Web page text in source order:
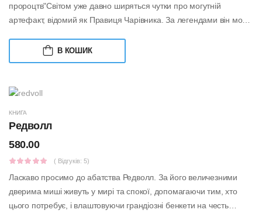
пророцтв"Світом уже давно ширяться чутки про могутній
артефакт, відомий як Правиця Чарівника. За легендами він може
В КОШИК
КНИГА
Редволл
580.00
( Відгуків: 5)
Ласкаво просимо до абатства Редволл. За його величезними
дверима миші живуть у мирі та спокої, допомагаючи тим, хто
цього потребує, і влаштовуючи грандіозні бенкети на честь